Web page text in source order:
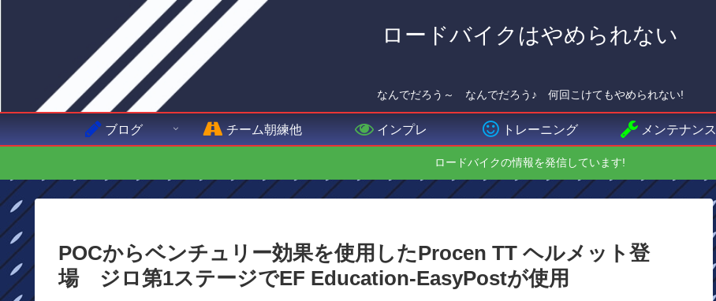
ロードバイクはやめられない
なんでだろう～ なんでだろう♪ 何回こけてもやめられない!
ブログ チーム朝練他 インプレ トレーニング メンテナンス
ロードバイクの情報を発信しています!
POCからベンチュリー効果を使用したProcen TT ヘルメット登
場 ジロ第1ステージでEF Education-EasyPostが使用